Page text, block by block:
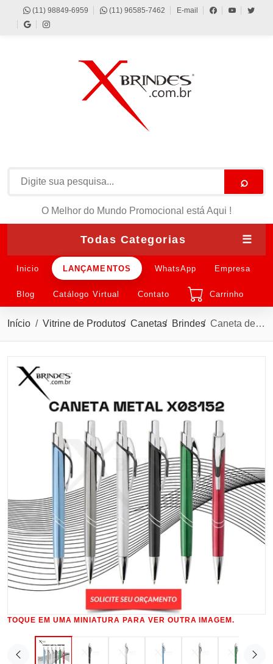
(11) 98849-6959 (11) 96585-7462 E-mail
⌕
O Melhor do Mundo Promocional está Aqui !
Todas Categorias ☰
Inicio LANÇAMENTOS WhatsApp Empresa
Blog Catálogo Virtual Contato Carrinho
Início Vitrine de Produtos Canetas Brindes Caneta de Metal Com acionamento por clique X08152
TOQUE EM UMA MINIATURA PARA VER OUTRA IMAGEM.